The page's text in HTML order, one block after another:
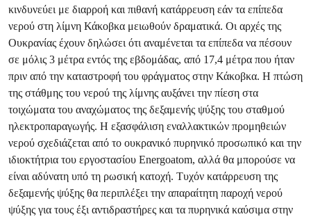
κινδυνεύει με διαρροή και πιθανή κατάρρευση εάν τα επίπεδα
νερού στη λίμνη Κάκοβκα μειωθούν δραματικά. Οι αρχές της
Ουκρανίας έχουν δηλώσει ότι αναμένεται τα επίπεδα να πέσουν
σε μόλις 3 μέτρα εντός της εβδομάδας, από 17,4 μέτρα που ήταν
πριν από την καταστροφή του φράγματος στην Κάκοβκα. Η πτώση
της στάθμης του νερού της λίμνης αυξάνει την πίεση στα
τοιχώματα του αναχώματος της δεξαμενής ψύξης του σταθμού
ηλεκτροπαραγωγής. Η εξασφάλιση εναλλακτικών προμηθειών
νερού σχεδιάζεται από το ουκρανικό πυρηνικό προσωπικό και την
ιδιοκτήτρια του εργοστασίου Energoatom, αλλά θα μπορούσε να
είναι αδύνατη υπό τη ρωσική κατοχή. Τυχόν κατάρρευση της
δεξαμενής ψύξης θα περιπλέξει την απαραίτητη παροχή νερού
ψύξης για τους έξι αντιδραστήρες και τα πυρηνικά καύσιμα στην